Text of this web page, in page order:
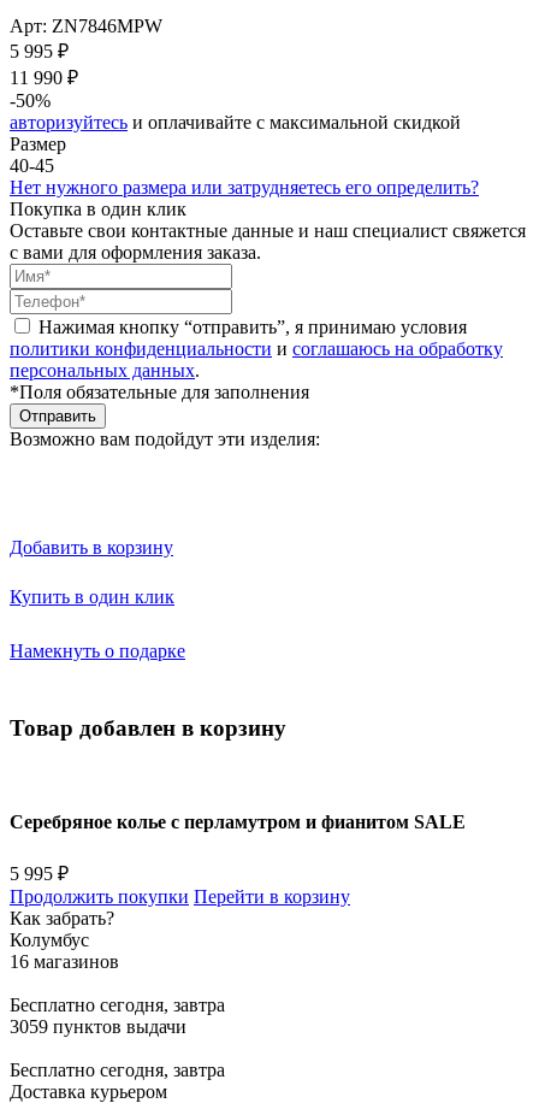
Арт: ZN7846MPW
5 995 ₽
11 990 ₽
-50%
авторизуйтесь и оплачивайте с максимальной скидкой
Размер
40-45
Нет нужного размера или затрудняетесь его определить?
Покупка в один клик
Оставьте свои контактные данные и наш специалист свяжется
с вами для оформления заказа.
Нажимая кнопку “отправить”, я принимаю условия
политики конфиденциальности и соглашаюсь на обработку
персональных данных.
*Поля обязательные для заполнения
Отправить
Возможно вам подойдут эти изделия:
Добавить в корзину
Купить в один клик
Намекнуть о подарке
Товар добавлен в корзину
Серебряное колье с перламутром и фианитом SALE
5 995 ₽
Продолжить покупки Перейти в корзину
Как забрать?
Колумбус
16 магазинов
Бесплатно сегодня, завтра
3059 пунктов выдачи
Бесплатно сегодня, завтра
Доставка курьером